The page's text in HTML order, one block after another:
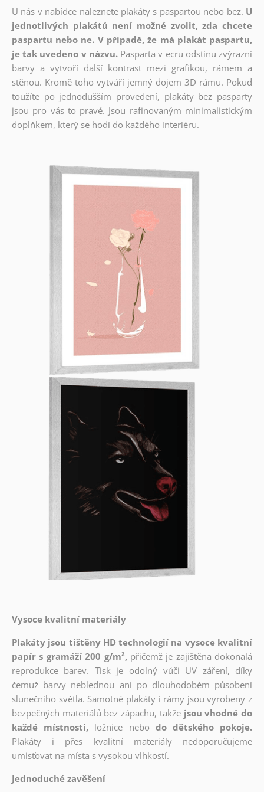
U nás v nabídce naleznete plakáty s paspartou nebo bez. U
jednotlivých plakátů není možné zvolit, zda chcete
paspartu nebo ne. V případě, že má plakát paspartu,
je tak uvedeno v názvu. Pasparta v ecru odstínu zvýrazní
barvy a vytvoří další kontrast mezi grafikou, rámem a
stěnou. Kromě toho vytváří jemný dojem 3D rámu. Pokud
toužíte po jednodušším provedení, plakáty bez pasparty
jsou pro vás to pravé. Jsou rafinovaným minimalistickým
doplňkem, který se hodí do každého interiéru.
Vysoce kvalitní materiály
Plakáty jsou tištěny HD technologií na vysoce kvalitní
papír s gramáží 200 g/m², přičemž je zajištěna dokonalá
reprodukce barev. Tisk je odolný vůči UV záření, díky
čemuž barvy neblednou ani po dlouhodobém působení
slunečního světla. Samotné plakáty i rámy jsou vyrobeny z
bezpečných materiálů bez zápachu, takže jsou vhodné do
každé místnosti, ložnice nebo do dětského pokoje.
Plakáty i přes kvalitní materiály nedoporučujeme
umisťovat na místa s vysokou vlhkostí.
Jednoduché zavěšení